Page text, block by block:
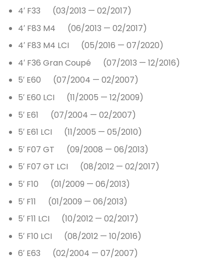
4′ F33 (03/2013 — 02/2017)
4′ F83 M4 (06/2013 — 02/2017)
4′ F83 M4 LCI (05/2016 — 07/2020)
4′ F36 Gran Coupé (07/2013 — 12/2016)
5′ E60 (07/2004 — 02/2007)
5′ E60 LCI (11/2005 — 12/2009)
5′ E61 (07/2004 — 02/2007)
5′ E61 LCI (11/2005 — 05/2010)
5′ F07 GT (09/2008 — 06/2013)
5′ F07 GT LCI (08/2012 — 02/2017)
5′ F10 (01/2009 — 06/2013)
5′ F11 (01/2009 — 06/2013)
5′ F11 LCI (10/2012 — 02/2017)
5′ F10 LCI (08/2012 — 10/2016)
6′ E63 (02/2004 — 07/2007)